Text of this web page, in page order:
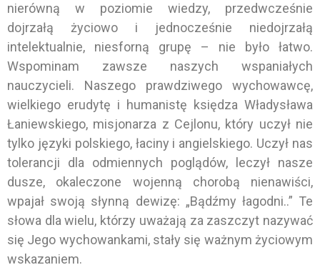
nierówną w poziomie wiedzy, przedwcześnie
dojrzałą życiowo i jednocześnie niedojrzałą
intelektualnie, niesforną grupę – nie było łatwo.
Wspominam zawsze naszych wspaniałych
nauczycieli. Naszego prawdziwego wychowawcę,
wielkiego erudytę i humanistę księdza Władysława
Łaniewskiego, misjonarza z Cejlonu, który uczył nie
tylko języki polskiego, łaciny i angielskiego. Uczył nas
tolerancji dla odmiennych poglądów, leczył nasze
dusze, okaleczone wojenną chorobą nienawiści,
wpajał swoją słynną dewizę: „Bądźmy łagodni..” Te
słowa dla wielu, którzy uważają za zaszczyt nazywać
się Jego wychowankami, stały się ważnym życiowym
wskazaniem.